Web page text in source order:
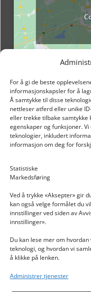
For å gi de beste
informasjonskapsler for å
Å samtykke til disse
nettleser atferd eller unike
eller trekke tilbake samtykke
egenskaper og funksjoner.
teknologier, inkludert
informasjon om deg for
Statistiske
Markedsføring
Ved å trykke «Aksepter» gir
kan også velge formålet du
innstillinger ved siden av
innstillinger».
Du kan lese mer om
teknologi, og hvordan vi
å klikke på lenken.
Administrer tjenester